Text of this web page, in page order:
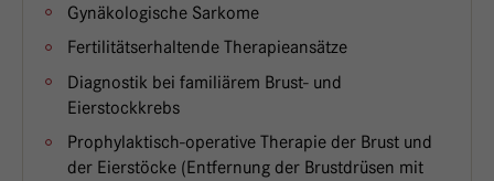
Gynäkologische Sarkome
Fertilitätserhaltende Therapieansätze
Diagnostik bei familiärem Brust- und
Eierstockkrebs
Prophylaktisch-operative Therapie der Brust und
der Eierstöcke (Entfernung der Brustdrüsen mit